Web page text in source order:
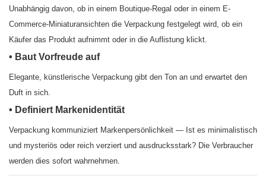
Unabhängig davon, ob in einem Boutique-Regal oder in einem E-
Commerce-Miniaturansichten die Verpackung festgelegt wird, ob ein
Käufer das Produkt aufnimmt oder in die Auflistung klickt.
• Baut Vorfreude auf
Elegante, künstlerische Verpackung gibt den Ton an und erwartet den
Duft in sich.
• Definiert Markenidentität
Verpackung kommuniziert Markenpersönlichkeit — Ist es minimalistisch
und mysteriös oder reich verziert und ausdrucksstark? Die Verbraucher
werden dies sofort wahrnehmen.